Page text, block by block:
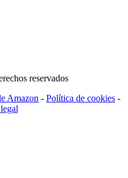
reservados
Amazon - Política de cookies -